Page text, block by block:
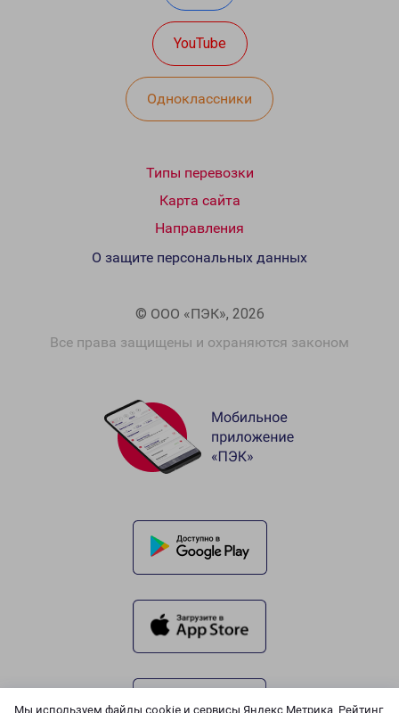
Мы используем файлы cookie и сервисы Яндекс.Метрика, Рейтинг
YouTube
Одноклассники
Типы перевозки
Карта сайта
Направления
© ООО «ПЭК», 2026
Все права защищены и охраняются законом
О защите персональных данных